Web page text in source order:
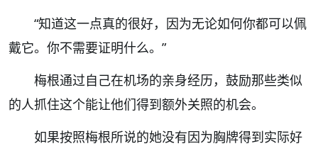
“知道这一点真的很好，因为无论如何你都可以佩
戴它。你不需要证明什么。”
梅根通过自己在机场的亲身经历，鼓励那些类似
的人抓住这个能让他们得到额外关照的机会。
如果按照梅根所说的她没有因为胸牌得到实际好